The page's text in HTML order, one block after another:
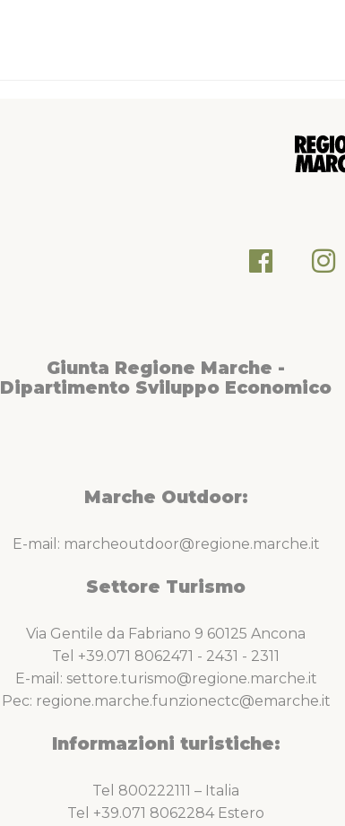
Giunta Regione Marche -
Dipartimento Sviluppo Economico
Marche Outdoor:
E-mail: marcheoutdoor@regione.marche.it
Settore Turismo
Via Gentile da Fabriano 9 60125 Ancona
Tel +39.071 8062471 - 2431 - 2311
E-mail: settore.turismo@regione.marche.it
Pec: regione.marche.funzionectc@emarche.it
Informazioni turistiche:
Tel 800222111 – Italia
Tel +39.071 8062284 Estero